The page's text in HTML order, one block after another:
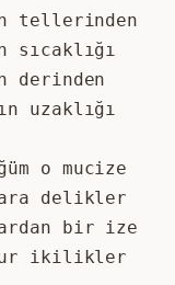
tellerinden
sıcaklığı
derinden
uzaklığı
o mucize
delikler
bir ize
ikilikler